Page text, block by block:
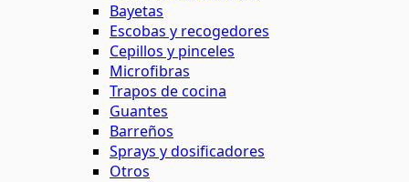
Bayetas
Escobas y recogedores
Cepillos y pinceles
Microfibras
Trapos de cocina
Guantes
Barreños
Sprays y dosificadores
Otros